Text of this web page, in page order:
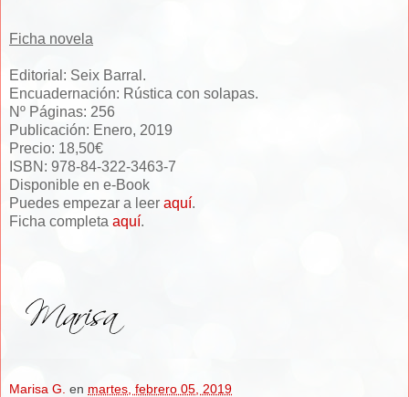
Ficha novela
Editorial: Seix Barral.
Encuadernación: Rústica con solapas.
Nº Páginas: 256
Publicación: Enero, 2019
Precio: 18,50€
ISBN: 978-84-322-3463-7
Disponible en e-Book
Puedes empezar a leer aquí.
Ficha completa aquí.
Marisa G. en martes, febrero 05, 2019